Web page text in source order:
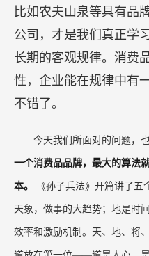
老消费品牌的本质，第一
第二个是渠道渗透率，这才是
也叫品牌。其中，渠道渗透率
供应的整合能力，以及产品创
所以从本质性出发，
在于新技术、新营销、
比如农夫山泉等具有品
公司，才是我们真正学
长期的客观规律。消费